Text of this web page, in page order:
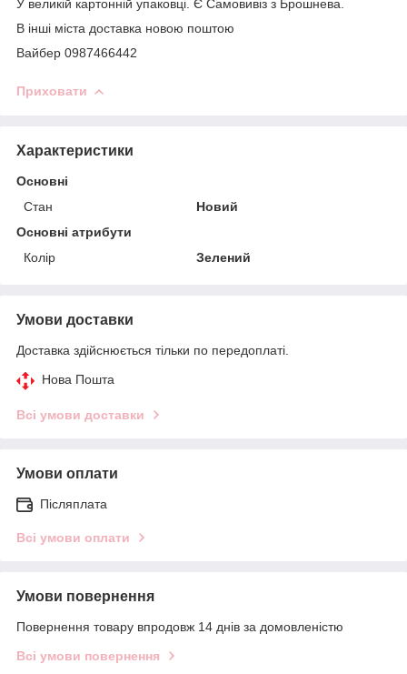
У великій картонній упаковці. Є Самовивіз з Брошнева.
В інші міста доставка новою поштою
Вайбер 0987466442
Приховати
Характеристики
Основні
Стан
Новий
Основні атрибути
Колір
Зелений
Умови доставки
Доставка здійснюється тільки по передоплаті.
Нова Пошта
Всі умови доставки
Умови оплати
Післяплата
Всі умови оплати
Умови повернення
Повернення товару впродовж 14 днів за домовленістю
Всі умови повернення